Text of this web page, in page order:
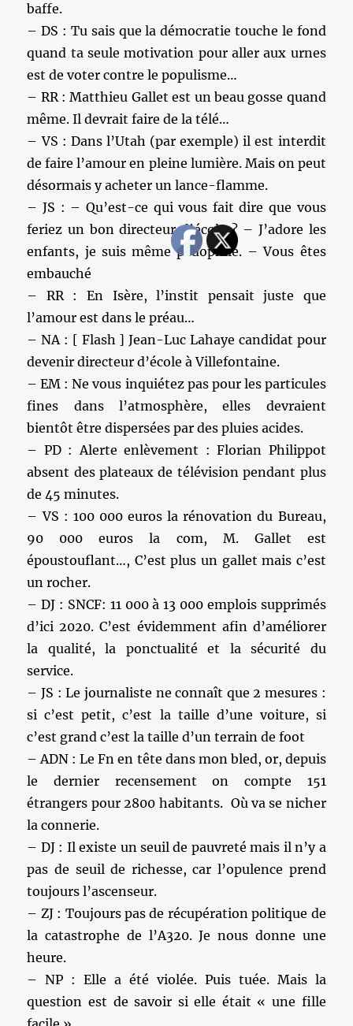
baffe.
– DS : Tu sais que la démocratie touche le fond
quand ta seule motivation pour aller aux urnes
est de voter contre le populisme…
– RR : Matthieu Gallet est un beau gosse quand
même. Il devrait faire de la télé…
– VS : Dans l’Utah (par exemple) il est interdit
de faire l’amour en pleine lumière. Mais on peut
désormais y acheter un lance-flamme.
– JS : – Qu’est-ce qui vous fait dire que vous
feriez un bon directeur d’école ? – J’adore les
enfants, je suis même pédophile. – Vous êtes
embauché
– RR : En Isère, l’instit pensait juste que
l’amour est dans le préau…
– NA : [ Flash ] Jean-Luc Lahaye candidat pour
devenir directeur d’école à Villefontaine.
– EM : Ne vous inquiétez pas pour les particules
fines dans l’atmosphère, elles devraient
bientôt être dispersées par des pluies acides.
– PD : Alerte enlèvement : Florian Philippot
absent des plateaux de télévision pendant plus
de 45 minutes.
– VS : 100 000 euros la rénovation du Bureau,
90 000 euros la com, M. Gallet est
époustouflant…, C’est plus un gallet mais c’est
un rocher.
– DJ : SNCF: 11 000 à 13 000 emplois supprimés
d’ici 2020. C’est évidemment afin d’améliorer
la qualité, la ponctualité et la sécurité du
service.
– JS : Le journaliste ne connaît que 2 mesures :
si c’est petit, c’est la taille d’une voiture, si
c’est grand c’est la taille d’un terrain de foot
– ADN : Le Fn en tête dans mon bled, or, depuis
le dernier recensement on compte 151
étrangers pour 2800 habitants. Où va se nicher
la connerie.
– DJ : Il existe un seuil de pauvreté mais il n’y a
pas de seuil de richesse, car l’opulence prend
toujours l’ascenseur.
– ZJ : Toujours pas de récupération politique de
la catastrophe de l’A320. Je nous donne une
heure.
– NP : Elle a été violée. Puis tuée. Mais la
question est de savoir si elle était « une fille